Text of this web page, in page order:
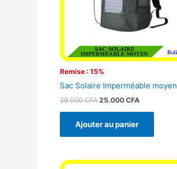
Remise : 15%
Sac Solaire Imperméable moyen
29.500CFA25.000CFA
Ajouter au panier